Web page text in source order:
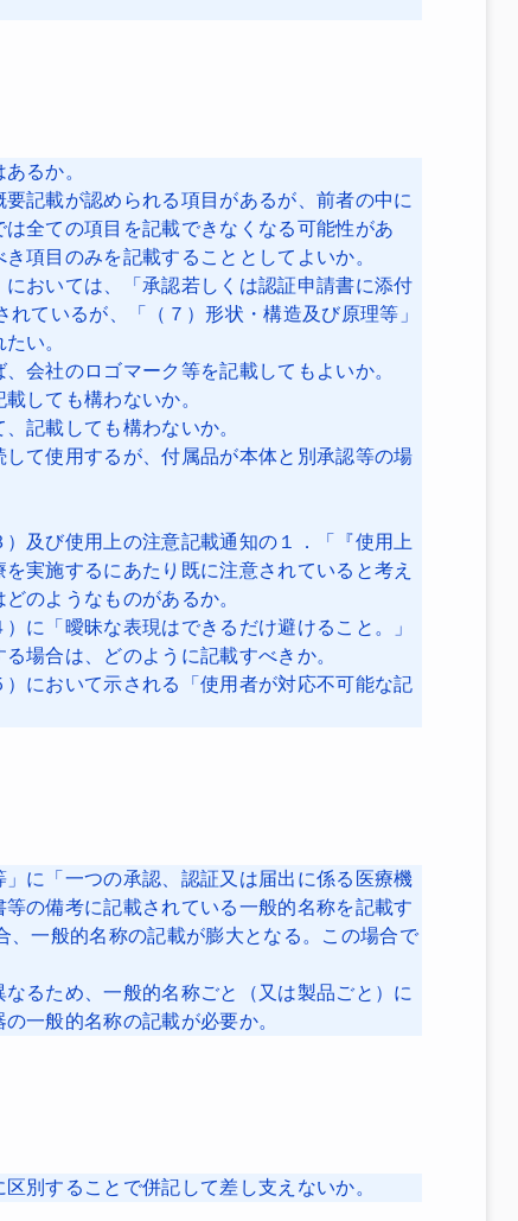
るか。
記載が認められる項目があるが、前者の中に
全ての項目を記載できなくなる可能性があ
項目のみを記載することとしてよいか。
おいては、「承認若しくは認証申請書に添付
ているが、「（７）形状・構造及び原理等」
い。
会社のロゴマーク等を記載してもよいか。
しても構わないか。
記載しても構わないか。
て使用するが、付属品が本体と別承認等の場
及び使用上の注意記載通知の１．「『使用上
実施するにあたり既に注意されていると考え
のようなものがあるか。
に「曖昧な表現はできるだけ避けること。」
場合は、どのように記載すべきか。
において示される「使用者が対応不可能な記
に「一つの承認、認証又は届出に係る医療機
の備考に記載されている一般的名称を記載す
一般的名称の記載が膨大となる。この場合で
るため、一般的名称ごと（又は製品ごと）に
一般的名称の記載が必要か。
別することで併記して差し支えないか。